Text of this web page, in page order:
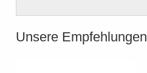
Unsere Empfehlungen